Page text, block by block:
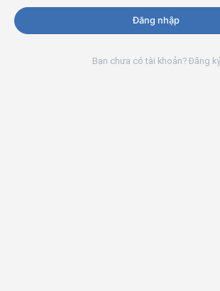
Đăng nhập
Bạn chưa có tài khoản? Đăng ký